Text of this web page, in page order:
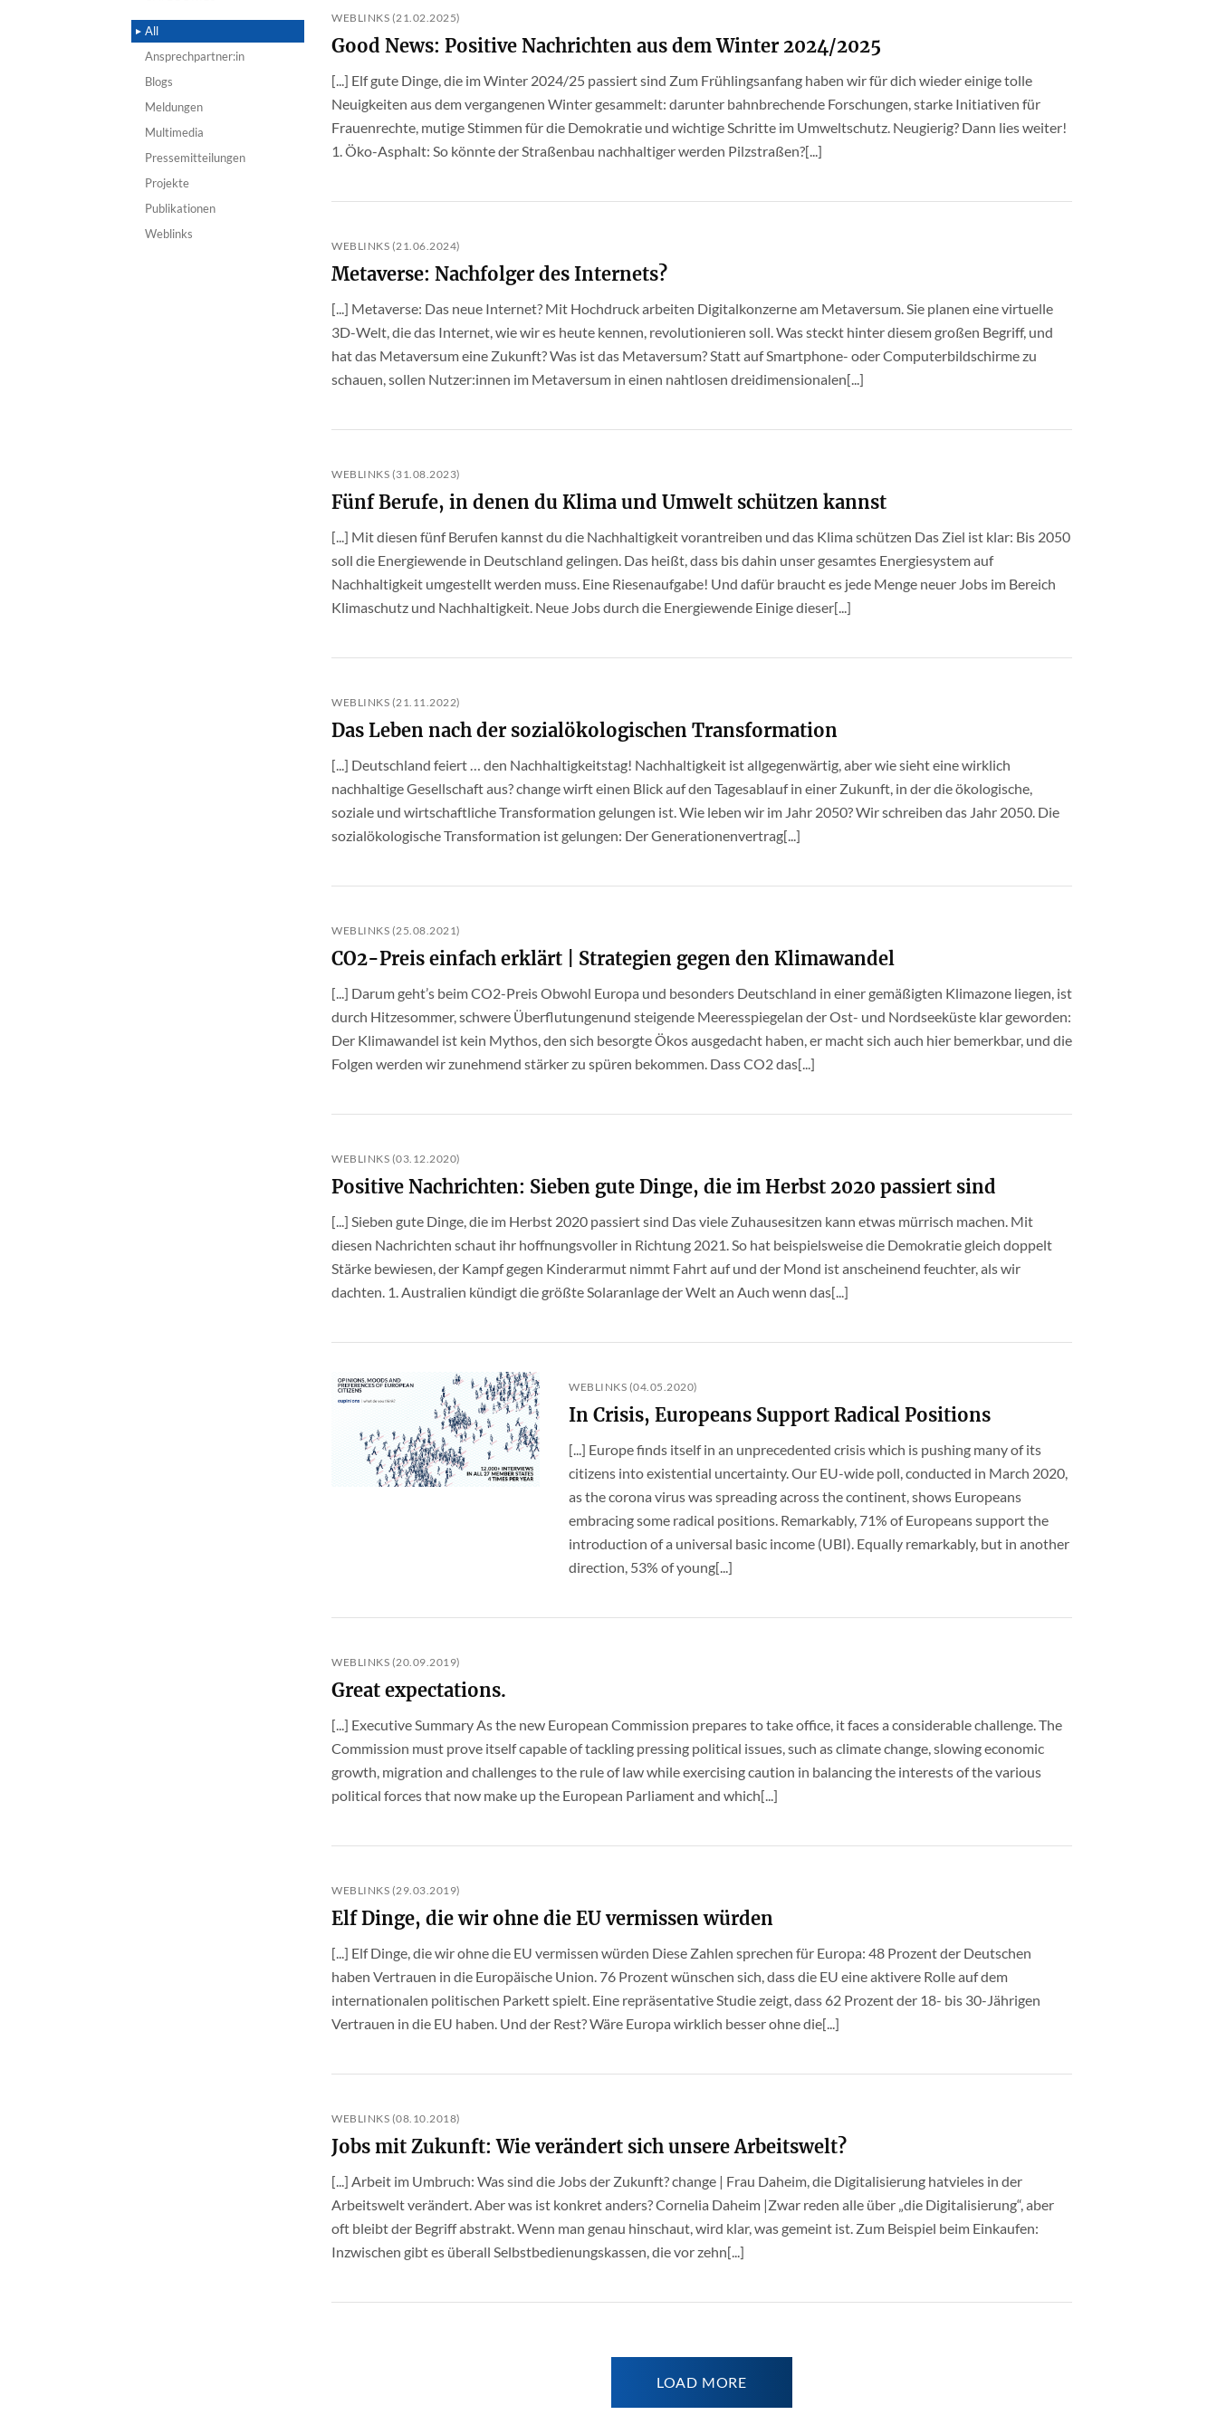
All
Ansprechpartner:in
Blogs
Meldungen
Multimedia
Pressemitteilungen
Projekte
Publikationen
Weblinks
WEBLINKS (21.02.2025)
Good News: Positive Nachrichten aus dem Winter 2024/2025
[...] Elf gute Dinge, die im Winter 2024/25 passiert sind Zum Frühlingsanfang haben wir für dich wieder einige tolle
Neuigkeiten aus dem vergangenen Winter gesammelt: darunter bahnbrechende Forschungen, starke Initiativen für
Frauenrechte, mutige Stimmen für die Demokratie und wichtige Schritte im Umweltschutz. Neugierig? Dann lies weiter!
1. Öko-Asphalt: So könnte der Straßenbau nachhaltiger werden Pilzstraßen?[...]
WEBLINKS (21.06.2024)
Metaverse: Nachfolger des Internets?
[...] Metaverse: Das neue Internet? Mit Hochdruck arbeiten Digitalkonzerne am Metaversum. Sie planen eine virtuelle
3D-Welt, die das Internet, wie wir es heute kennen, revolutionieren soll. Was steckt hinter diesem großen Begriff, und
hat das Metaversum eine Zukunft? Was ist das Metaversum? Statt auf Smartphone- oder Computerbildschirme zu
schauen, sollen Nutzer:innen im Metaversum in einen nahtlosen dreidimensionalen[...]
WEBLINKS (31.08.2023)
Fünf Berufe, in denen du Klima und Umwelt schützen kannst
[...] Mit diesen fünf Berufen kannst du die Nachhaltigkeit vorantreiben und das Klima schützen Das Ziel ist klar: Bis 2050
soll die Energiewende in Deutschland gelingen. Das heißt, dass bis dahin unser gesamtes Energiesystem auf
Nachhaltigkeit umgestellt werden muss. Eine Riesenaufgabe! Und dafür braucht es jede Menge neuer Jobs im Bereich
Klimaschutz und Nachhaltigkeit. Neue Jobs durch die Energiewende Einige dieser[...]
WEBLINKS (21.11.2022)
Das Leben nach der sozialökologischen Transformation
[...] Deutschland feiert … den Nachhaltigkeitstag! Nachhaltigkeit ist allgegenwärtig, aber wie sieht eine wirklich
nachhaltige Gesellschaft aus? change wirft einen Blick auf den Tagesablauf in einer Zukunft, in der die ökologische,
soziale und wirtschaftliche Transformation gelungen ist. Wie leben wir im Jahr 2050? Wir schreiben das Jahr 2050. Die
sozialökologische Transformation ist gelungen: Der Generationenvertrag[...]
WEBLINKS (25.08.2021)
CO2-Preis einfach erklärt | Strategien gegen den Klimawandel
[...] Darum geht’s beim CO2-Preis Obwohl Europa und besonders Deutschland in einer gemäßigten Klimazone liegen, ist
durch Hitzesommer, schwere Überflutungenund steigende Meeresspiegelan der Ost- und Nordseeküste klar geworden:
Der Klimawandel ist kein Mythos, den sich besorgte Ökos ausgedacht haben, er macht sich auch hier bemerkbar, und die
Folgen werden wir zunehmend stärker zu spüren bekommen. Dass CO2 das[...]
WEBLINKS (03.12.2020)
Positive Nachrichten: Sieben gute Dinge, die im Herbst 2020 passiert sind
[...] Sieben gute Dinge, die im Herbst 2020 passiert sind Das viele Zuhausesitzen kann etwas mürrisch machen. Mit
diesen Nachrichten schaut ihr hoffnungsvoller in Richtung 2021. So hat beispielsweise die Demokratie gleich doppelt
Stärke bewiesen, der Kampf gegen Kinderarmut nimmt Fahrt auf und der Mond ist anscheinend feuchter, als wir
dachten. 1. Australien kündigt die größte Solaranlage der Welt an Auch wenn das[...]
WEBLINKS (04.05.2020)
In Crisis, Europeans Support Radical Positions
[...] Europe finds itself in an unprecedented crisis which is pushing many of its
citizens into existential uncertainty. Our EU-wide poll, conducted in March 2020,
as the corona virus was spreading across the continent, shows Europeans
embracing some radical positions. Remarkably, 71% of Europeans support the
introduction of a universal basic income (UBI). Equally remarkably, but in another
direction, 53% of young[...]
WEBLINKS (20.09.2019)
Great expectations.
[...] Executive Summary As the new European Commission prepares to take office, it faces a considerable challenge. The
Commission must prove itself capable of tackling pressing political issues, such as climate change, slowing economic
growth, migration and challenges to the rule of law while exercising caution in balancing the interests of the various
political forces that now make up the European Parliament and which[...]
WEBLINKS (29.03.2019)
Elf Dinge, die wir ohne die EU vermissen würden
[...] Elf Dinge, die wir ohne die EU vermissen würden Diese Zahlen sprechen für Europa: 48 Prozent der Deutschen
haben Vertrauen in die Europäische Union. 76 Prozent wünschen sich, dass die EU eine aktivere Rolle auf dem
internationalen politischen Parkett spielt. Eine repräsentative Studie zeigt, dass 62 Prozent der 18- bis 30-Jährigen
Vertrauen in die EU haben. Und der Rest? Wäre Europa wirklich besser ohne die[...]
WEBLINKS (08.10.2018)
Jobs mit Zukunft: Wie verändert sich unsere Arbeitswelt?
[...] Arbeit im Umbruch: Was sind die Jobs der Zukunft? change | Frau Daheim, die Digitalisierung hatvieles in der
Arbeitswelt verändert. Aber was ist konkret anders? Cornelia Daheim |Zwar reden alle über „die Digitalisierung“, aber
oft bleibt der Begriff abstrakt. Wenn man genau hinschaut, wird klar, was gemeint ist. Zum Beispiel beim Einkaufen:
Inzwischen gibt es überall Selbstbedienungskassen, die vor zehn[...]
LOAD MORE